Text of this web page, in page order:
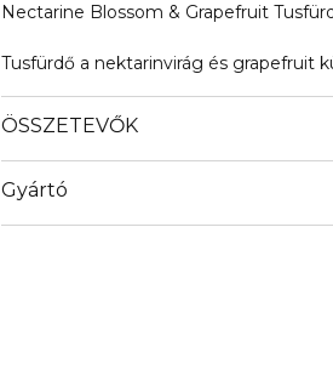
Nectarine Blossom & Grapefruit
Tusfürdő a nektarinvirág és grapefruit
ÖSSZETEVŐK
Gyártó